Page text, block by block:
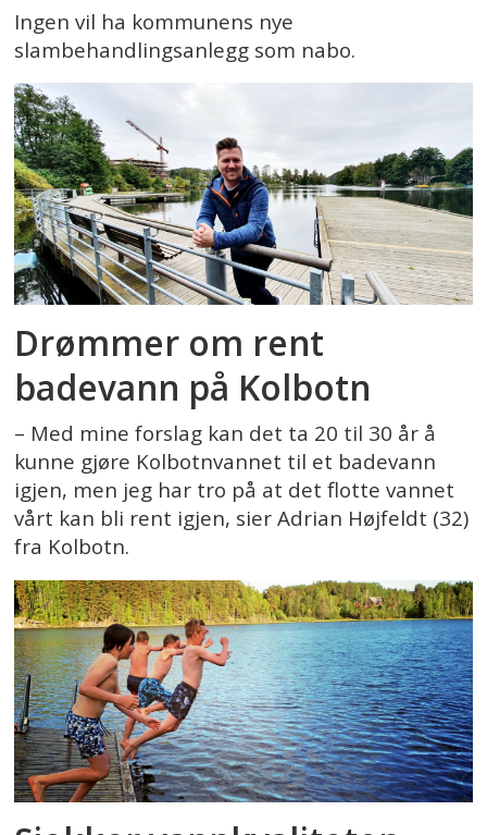
Ingen vil ha kommunens nye
slambehandlingsanlegg som nabo.
Drømmer om rent
badevann på Kolbotn
– Med mine forslag kan det ta 20 til 30 år å
kunne gjøre Kolbotnvannet til et badevann
igjen, men jeg har tro på at det flotte vannet
vårt kan bli rent igjen, sier Adrian Højfeldt (32)
fra Kolbotn.